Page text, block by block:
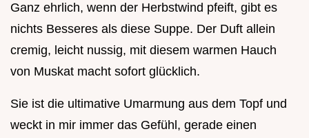
Ganz ehrlich, wenn der Herbstwind pfeift, gibt es
nichts Besseres als diese Suppe. Der Duft allein
cremig, leicht nussig, mit diesem warmen Hauch
von Muskat macht sofort glücklich.
Sie ist die ultimative Umarmung aus dem Topf und
weckt in mir immer das Gefühl, gerade einen